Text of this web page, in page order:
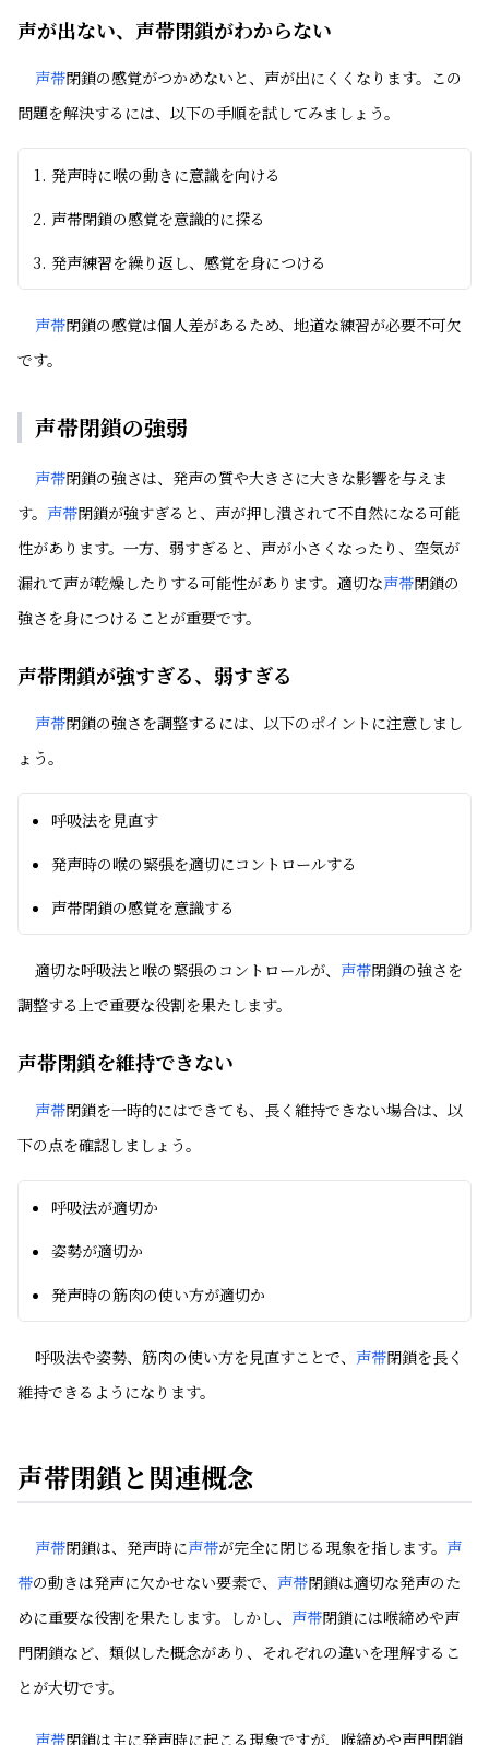
声が出ない、声帯閉鎖がわからない
声帯閉鎖の感覚がつかめないと、声が出にくくなります。この
問題を解決するには、以下の手順を試してみましょう。
発声時に喉の動きに意識を向ける
声帯閉鎖の感覚を意識的に探る
発声練習を繰り返し、感覚を身につける
声帯閉鎖の感覚は個人差があるため、地道な練習が必要不可欠
です。
声帯閉鎖の強弱
声帯閉鎖の強さは、発声の質や大きさに大きな影響を与えま
す。 声帯閉鎖が強すぎると、声が押し潰されて不自然になる可能
性があります。一方、弱すぎると、声が小さくなったり、空気が
漏れて声が乾燥したりする可能性があります。適切な声帯閉鎖の
強さを身につけることが重要です。
声帯閉鎖が強すぎる、弱すぎる
声帯閉鎖の強さを調整するには、以下のポイントに注意しまし
ょう。
呼吸法を見直す
発声時の喉の緊張を適切にコントロールする
声帯閉鎖の感覚を意識する
適切な呼吸法と喉の緊張のコントロールが、 声帯閉鎖の強さを
調整する上で重要な役割を果たします。
声帯閉鎖を維持できない
声帯閉鎖を一時的にはできても、長く維持できない場合は、以
下の点を確認しましょう。
呼吸法が適切か
姿勢が適切か
発声時の筋肉の使い方が適切か
呼吸法や姿勢、筋肉の使い方を見直すことで、 声帯閉鎖を長く
維持できるようになります。
声帯閉鎖と関連概念
声帯閉鎖は、発声時に声帯が完全に閉じる現象を指します。 声
帯の動きは発声に欠かせない要素で、 声帯閉鎖は適切な発声のた
めに重要な役割を果たします。しかし、 声帯閉鎖には喉締めや声
門閉鎖など、類似した概念があり、それぞれの違いを理解するこ
とが大切です。
声帯閉鎖は主に発声時に起こる現象ですが、喉締めや声門閉鎖